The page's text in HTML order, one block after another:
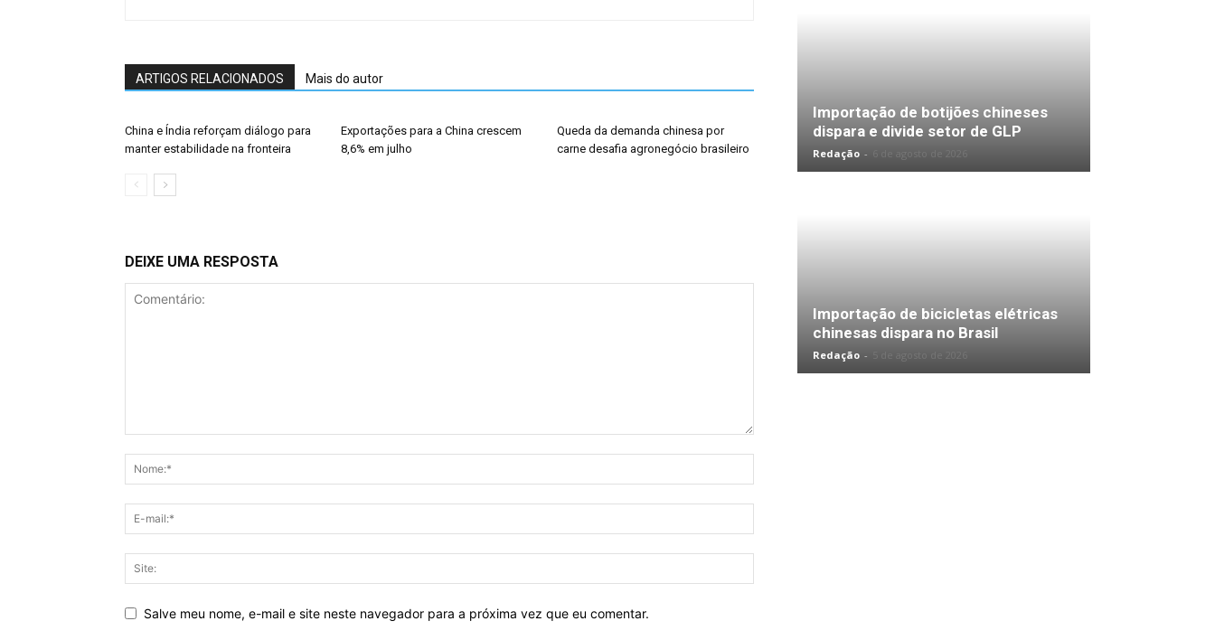
ARTIGOS RELACIONADOS Mais do autor
China e Índia reforçam diálogo para
manter estabilidade na fronteira
Exportações para a China crescem
8,6% em julho
Queda da demanda chinesa por
carne desafia agronegócio brasileiro
DEIXE UMA RESPOSTA
Salve meu nome, e-mail e site neste navegador para a próxima vez que eu comentar.
Importação de botijões chineses
dispara e divide setor de GLP
Redação -
Importação de bicicletas elétricas
chinesas dispara no Brasil
Redação -